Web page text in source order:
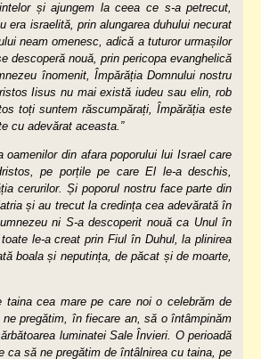
și ajungem la ceea ce s-a petrecut,
era israelită, prin alungarea duhului necurat
neam omenesc, adică a tuturor urmașilor
descoperă nouă, prin pericopa evanghelică
înomenit, Împărăția Domnului nostru
Iisus nu mai există iudeu sau elin, rob
toți suntem răscumpărați, Împărăția este
cu adevărat aceasta.”
oamenilor din afara poporului lui Israel care
pe porțile pe care El le-a deschis,
cerurilor. Și poporul nostru face parte din
și au trecut la credința cea adevărată în
ni S-a descoperit nouă ca Unul în
le-a creat prin Fiul în Duhul, la plinirea
boala și neputința, de păcat și de moarte,
cea mare pe care noi o celebrăm de
pregătim, în fiecare an, să o întâmpinăm
luminatei Sale Învieri. O perioadă
ca să ne pregătim de întâlnirea cu taina, pe